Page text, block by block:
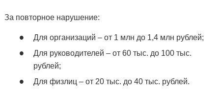
За повторное нарушение:
Для организаций – от 1 млн до 1,4 млн рублей;
Для руководителей – от 60 тыс. до 100 тыс.
рублей;
Для физлиц – от 20 тыс. до 40 тыс. рублей.